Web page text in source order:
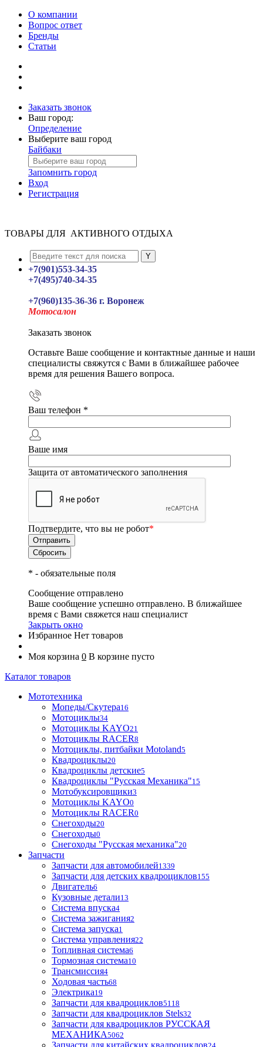
О компании
Вопрос ответ
Бренды
Статьи
Заказать звонок
Ваш город:
Определение
Выберите ваш город
Байбаки
Запомнить город
Вход
Регистрация
ТОВАРЫ ДЛЯ АКТИВНОГО ОТДЫХА
+7(901)553-34-35
+7(495)740-34-35
+7(960)135-36-36 г. Воронеж
Мотосалон
Заказать звонок
Оставьте Ваше сообщение и контактные данные и наши
специалисты свяжутся с Вами в ближайшее рабочее
время для решения Вашего вопроса.
Ваш телефон *
Ваше имя
Защита от автоматического заполнения
Подтвердите, что вы не робот*
* - обязательные поля
Сообщение отправлено
Ваше сообщение успешно отправлено. В ближайшее
время с Вами свяжется наш специалист
Закрыть окно
Избранное Нет товаров
Моя корзина 0 В корзине пусто
Каталог товаров
Мототехника
Мопеды/Скутера16
Мотоциклы34
Мотоциклы KAYO21
Мотоциклы RACER8
Мотоциклы, питбайки Motoland5
Квадроциклы20
Квадроциклы детские5
Квадроциклы "Русская Механика"15
Мотобуксировщики3
Мотоциклы KAYO0
Мотоциклы RACER0
Снегоходы20
Снегоходы0
Снегоходы "Русская механика"20
Запчасти
Запчасти для автомобилей1339
Запчасти для детских квадроциклов155
Двигатель6
Кузовные детали13
Система впуска4
Система зажигания2
Система запуска1
Система управления22
Топливная система6
Тормозная система10
Трансмиссия4
Ходовая часть68
Электрика19
Запчасти для квадроциклов5118
Запчасти для квадроциклов Stels32
Запчасти для квадроциклов РУССКАЯ
МЕХАНИКА5062
Запчасти для китайских квадроциклов